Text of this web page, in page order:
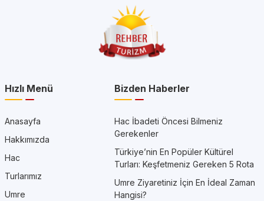
Hızlı Menü
Anasayfa
Hakkımızda
Hac
Turlarımız
Umre
Bizden Haberler
Hac İbadeti Öncesi Bilmeniz
Gerekenler
Türkiye’nin En Popüler Kültürel
Turları: Keşfetmeniz Gereken 5 Rota
Umre Ziyaretiniz İçin En İdeal Zaman
Hangisi?